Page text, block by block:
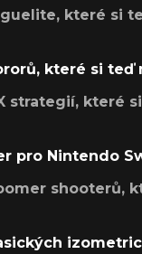
které si
které si teď
strategií, které
pro Nintendo
shooterů,